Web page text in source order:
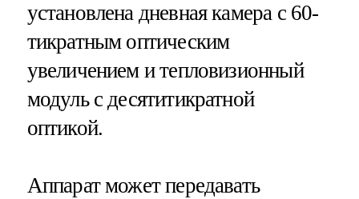
установлена дневная камера с 60-
тикратным оптическим
увеличением и тепловизионный
модуль с десятитикратной
оптикой.
Аппарат может передавать